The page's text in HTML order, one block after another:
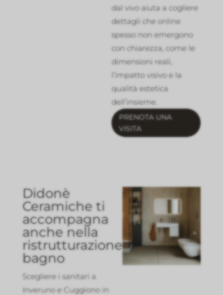
dal vivo aiuta a cogliere
dettagli che online
spesso non emergono
con chiarezza, come le
dimensioni reali,
l’impatto visivo e la
qualità estetica
dell’insieme.
PRENOTA UNA
VISITA
Didonè
Ceramiche ti
accompagna
anche nella
ristrutturazione
bagno
Scegliere i sanitari a
Inveruno e Cuggiono in